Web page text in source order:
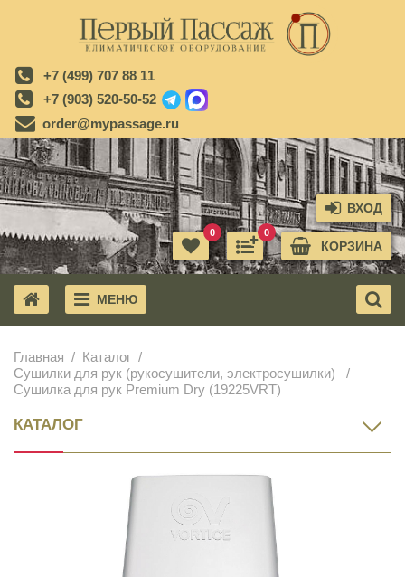
+7 (499) 707 88 11
+7 (903) 520-50-52
order@mypassage.ru
ВХОД
КОРЗИНА
0
0
МЕНЮ
Главная
Каталог
Сушилки для рук (рукосушители, электросушилки)
Сушилка для рук Premium Dry (19225VRT)
КАТАЛОГ